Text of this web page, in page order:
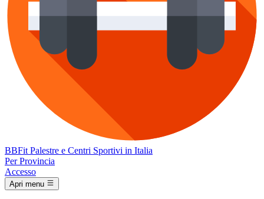
BBFit Palestre e Centri Sportivi in Italia
Per Provincia
Accesso
Apri menu